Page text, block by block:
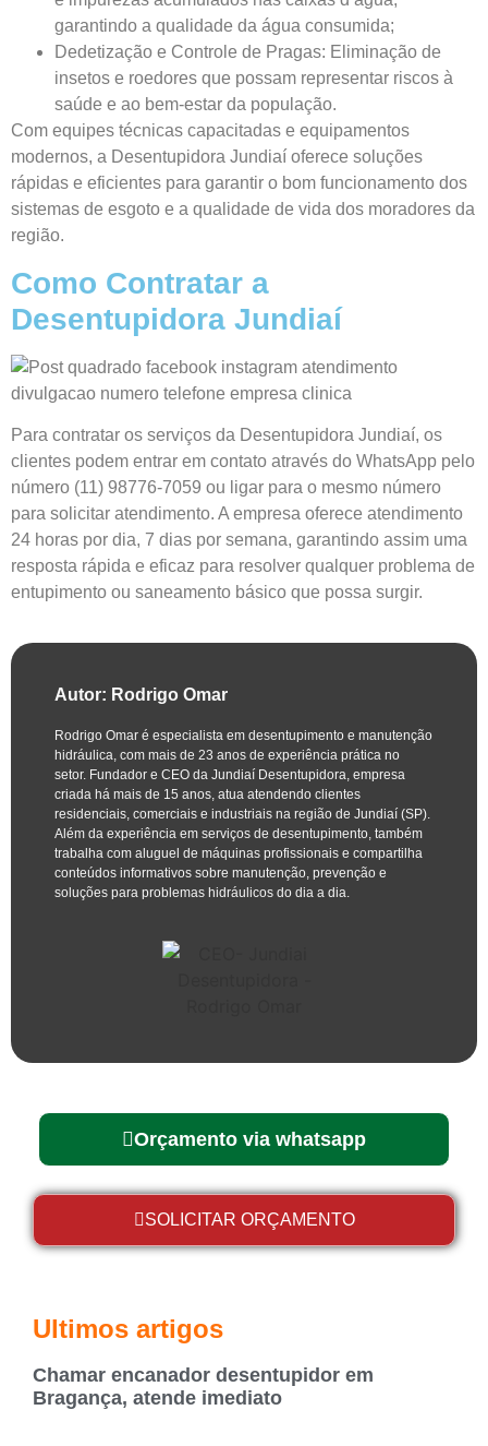
garantindo a qualidade da água consumida;
Dedetização e Controle de Pragas: Eliminação de
insetos e roedores que possam representar riscos à
saúde e ao bem-estar da população.
Com equipes técnicas capacitadas e equipamentos
modernos, a Desentupidora Jundiaí oferece soluções
rápidas e eficientes para garantir o bom funcionamento dos
sistemas de esgoto e a qualidade de vida dos moradores da
região.
Como Contratar a
Desentupidora Jundiaí
Para contratar os serviços da Desentupidora Jundiaí, os
clientes podem entrar em contato através do WhatsApp pelo
número (11) 98776-7059 ou ligar para o mesmo número
para solicitar atendimento. A empresa oferece atendimento
24 horas por dia, 7 dias por semana, garantindo assim uma
resposta rápida e eficaz para resolver qualquer problema de
entupimento ou saneamento básico que possa surgir.
Autor: Rodrigo Omar
Rodrigo Omar é especialista em desentupimento e manutenção
hidráulica, com mais de 23 anos de experiência prática no
setor. Fundador e CEO da Jundiaí Desentupidora, empresa
criada há mais de 15 anos, atua atendendo clientes
residenciais, comerciais e industriais na região de Jundiaí (SP).
Além da experiência em serviços de desentupimento, também
trabalha com aluguel de máquinas profissionais e compartilha
conteúdos informativos sobre manutenção, prevenção e
soluções para problemas hidráulicos do dia a dia.
Orçamento via whatsapp
SOLICITAR ORÇAMENTO
Ultimos artigos
Chamar encanador desentupidor em
Bragança, atende imediato